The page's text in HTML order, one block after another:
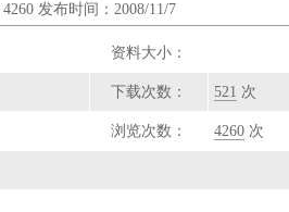
发布时间：2008/11/7
资料大小：
下载次数： 521 次
浏览次数： 4260 次